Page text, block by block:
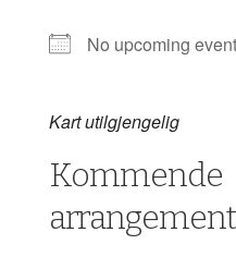
No upcoming
Kart utilgjengelig
Kommende